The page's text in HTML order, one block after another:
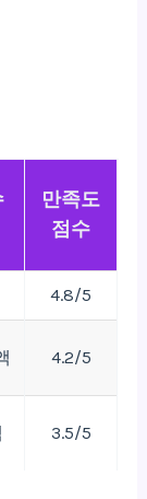
만족도
점수
4.8/5
4.2/5
3.5/5